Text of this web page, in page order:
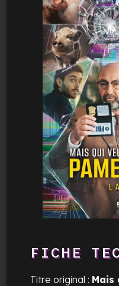
FICHE
Titre original : Mais